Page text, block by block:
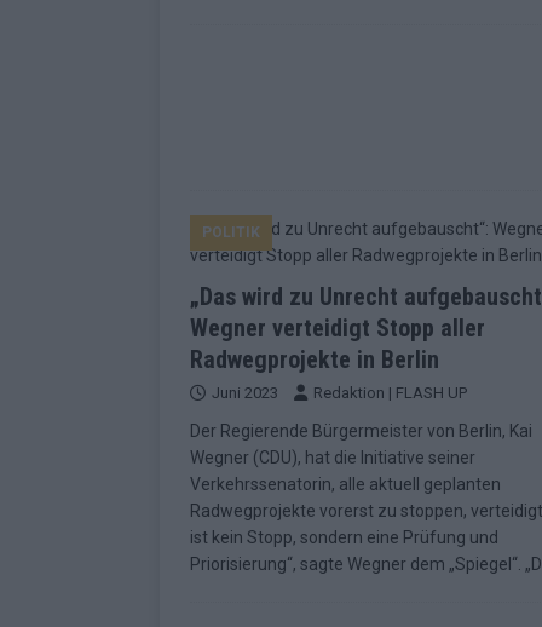
POLITIK
„Das wird zu Unrecht
Wegner verteidigt Stopp aller
Radwegprojekte in Berlin
Juni 2023 Redaktion | FLASH UP
Der Regierende Bürgermeister von Berlin, Kai
Wegner (CDU), hat die Initiative seiner
Verkehrssenatorin, alle aktuell geplanten
Radwegprojekte vorerst zu stoppen,
ist kein Stopp, sondern eine Prüfung und
Priorisierung“, sagte Wegner dem „Spiegel“.